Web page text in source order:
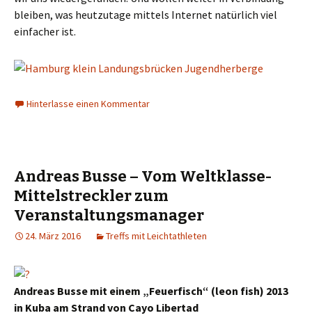
bleiben, was heutzutage mittels Internet natürlich viel
einfacher ist.
Hinterlasse einen Kommentar
Andreas Busse – Vom Weltklasse-
Mittelstreckler zum
Veranstaltungsmanager
24. März 2016 Treffs mit Leichtathleten
Andreas Busse mit einem „Feuerfisch“ (leon fish) 2013
in Kuba am Strand von Cayo Libertad